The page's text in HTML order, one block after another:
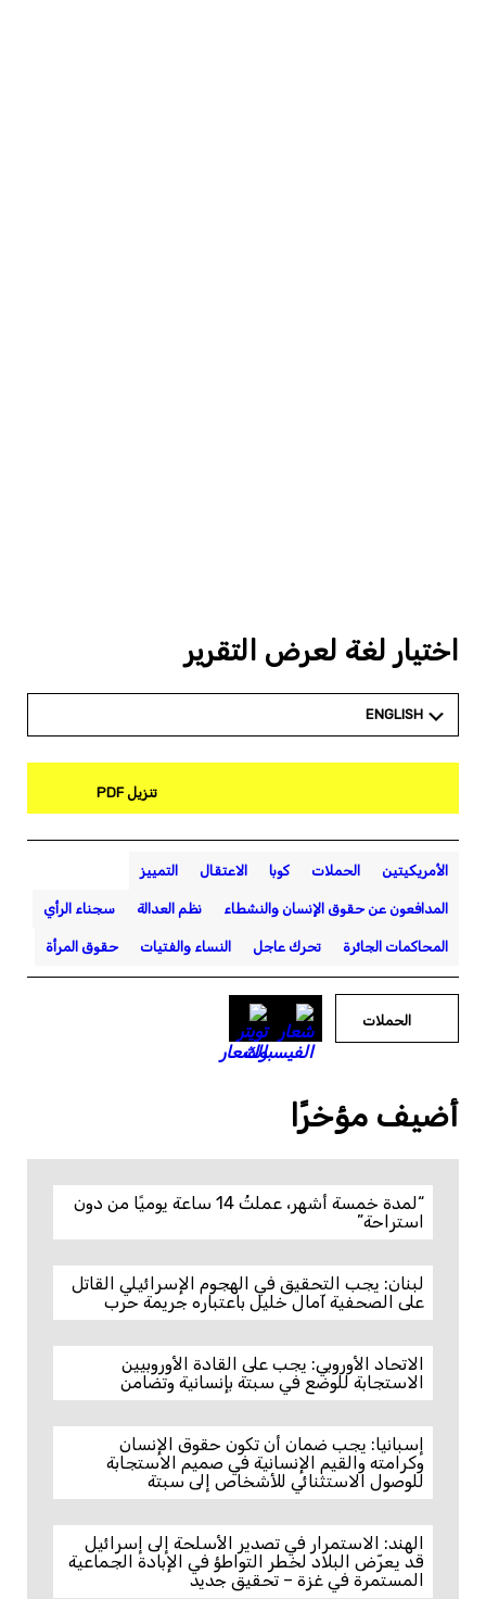
اختيار لغة لعرض التقرير
ENGLISH
تنزيل PDF
الأمريكيتين الحملات كوبا الاعتقال التمييز
المدافعون عن حقوق الإنسان والنشطاء نظم العدالة سجناء الرأي
المحاكمات الجائرة تحرك عاجل النساء والفتيات حقوق المرأة
الحملات
أضيف مؤخرًا
“لمدة خمسة أشهر، عملتُ 14 ساعة يوميًا من دون
استراحة”
لبنان: يجب التحقيق في الهجوم الإسرائيلي القاتل
على الصحفية آمال خليل باعتباره جريمة حرب
الاتحاد الأوروبي: يجب على القادة الأوروبيين
الاستجابة للوضع في سبتة بإنسانية وتضامن
إسبانيا: يجب ضمان أن تكون حقوق الإنسان
وكرامته والقيم الإنسانية في صميم الاستجابة
للوصول الاستثنائي للأشخاص إلى سبتة
الهند: الاستمرار في تصدير الأسلحة إلى إسرائيل
قد يعرّض البلاد لخطر التواطؤ في الإبادة الجماعية
المستمرة في غزة – تحقيق جديد